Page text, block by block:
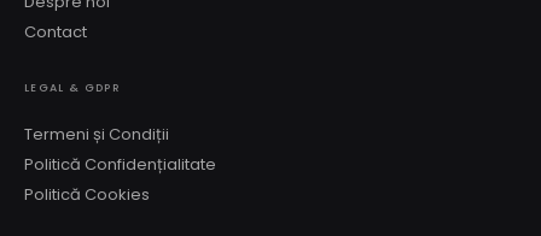
Contact
LEGAL & GDPR
Termeni și Condiții
Politică Confidențialitate
Politică Cookies